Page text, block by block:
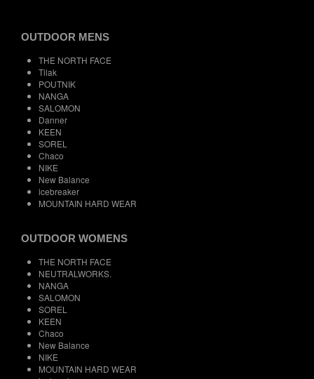
OUTDOOR MENS
THE NORTH FACE
Tilak
POUTNIK
NANGA
SALOMON
Danner
KEEN
SOREL
Chaco
NIKE
New Balance
icebreaker
MOUNTAIN HARD WEAR
OUTDOOR WOMENS
THE NORTH FACE
NEUTRALWORKS.
NANGA
SALOMON
SOREL
KEEN
Chaco
New Balance
NIKE
MOUNTAIN HARD WEAR